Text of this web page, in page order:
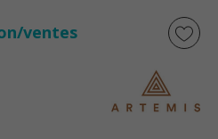
ventes